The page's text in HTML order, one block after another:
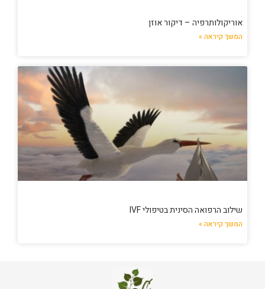
אוריקולותרפיה – דיקור אוזן
המשך קיראה »
שילוב הרפואה הסינית בטיפולי IVF
המשך קיראה »